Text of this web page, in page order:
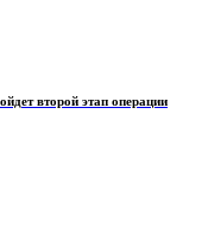
второй этап операции